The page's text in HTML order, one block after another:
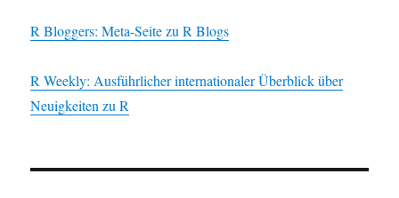
R Bloggers: Meta-Seite zu R Blogs
R Weekly: Ausführlicher internationaler Überblick über
Neuigkeiten zu R